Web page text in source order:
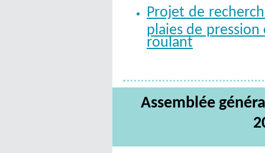
Projet de
plaies de
roulant
Assemblée